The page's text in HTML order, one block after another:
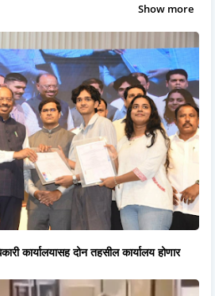
Show more
कार्यालयासह दोन तहसील कार्यालय होणार